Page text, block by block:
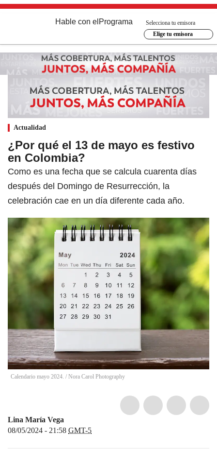
Hable con el Programa
Selecciona tu emisora
Elige tu emisora
Actualidad
¿Por qué el 13 de mayo es festivo
en Colombia?
Como es una fecha que se calcula cuarenta días
después del Domingo de Resurrección, la
celebración cae en un día diferente cada año.
Calendario mayo 2024. / Nora Carol Photography
Lina María Vega
08/05/2024 - 21:58 GMT-5